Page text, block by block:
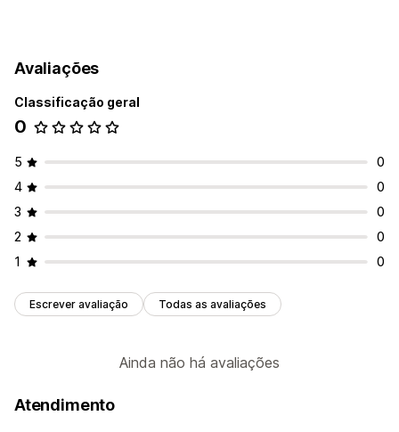
Coleções Páginas de futuros lançamentos
Perguntas frequentes
Páginas de contato
Visão rápida Rodapés Pop-ups Formulários Páginas 404
Páginas de imprensa Páginas de carreiras
Páginas de informações jurídicas Página de link na bio
Página de avaliações Páginas de preços
Seções de temas
Gerenciamento de páginas
Elementos Modelos Código personalizado
Avaliações
Classificação geral
0
5
0
4
0
3
0
2
0
1
0
Escrever avaliação Todas as avaliações
Ainda não há avaliações
Atendimento